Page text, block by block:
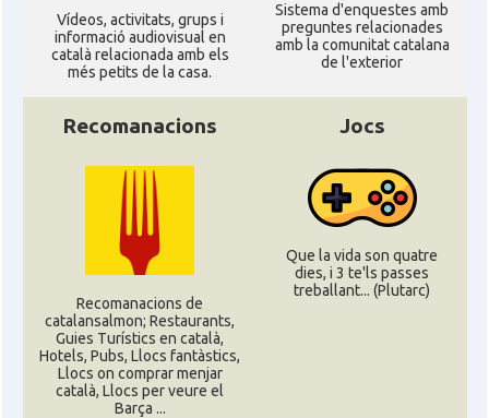
Ví­deos, activitats, grups i
informació audiovisual en
català relacionada amb els
més petits de la casa.
Sistema d'enquestes amb
preguntes relacionades
amb la comunitat catalana
de l'exterior
Recomanacions
Recomanacions de
catalansalmon; Restaurants,
Guies Turístics en català,
Hotels, Pubs, Llocs fantàstics,
Llocs on comprar menjar
català, Llocs per veure el
Barça ...
Jocs
Que la vida son quatre
dies, i 3 te'ls passes
treballant... (Plutarc)